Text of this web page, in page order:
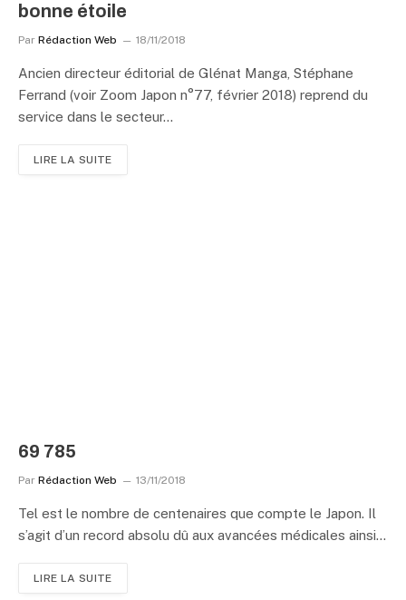
bonne étoile
Par Rédaction Web 18/11/2018
Ancien directeur éditorial de Glénat Manga, Stéphane
Ferrand (voir Zoom Japon n°77, février 2018) reprend du
service dans le secteur…
LIRE LA SUITE
69 785
Par Rédaction Web 13/11/2018
Tel est le nombre de centenaires que compte le Japon. Il
s’agit d’un record absolu dû aux avancées médicales ainsi…
LIRE LA SUITE